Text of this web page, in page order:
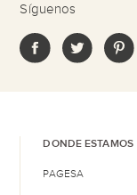
Síguenos
DONDE ESTAMOS
PAGESA